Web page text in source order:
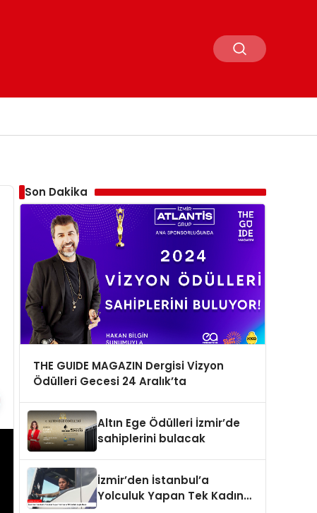
Son Dakika
THE GUIDE MAGAZIN Dergisi Vizyon
Ödülleri Gecesi 24 Aralık’ta
Altın Ege Ödülleri İzmir’de
sahiplerini bulacak
İzmir’den İstanbul’a
Yolculuk Yapan Tek Kadın